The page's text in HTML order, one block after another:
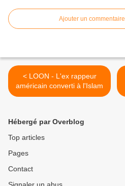
Ajouter un commentaire
< LOON - L'ex rappeur
américain converti à l'Islam
Hébergé par Overblog
Top articles
Pages
Contact